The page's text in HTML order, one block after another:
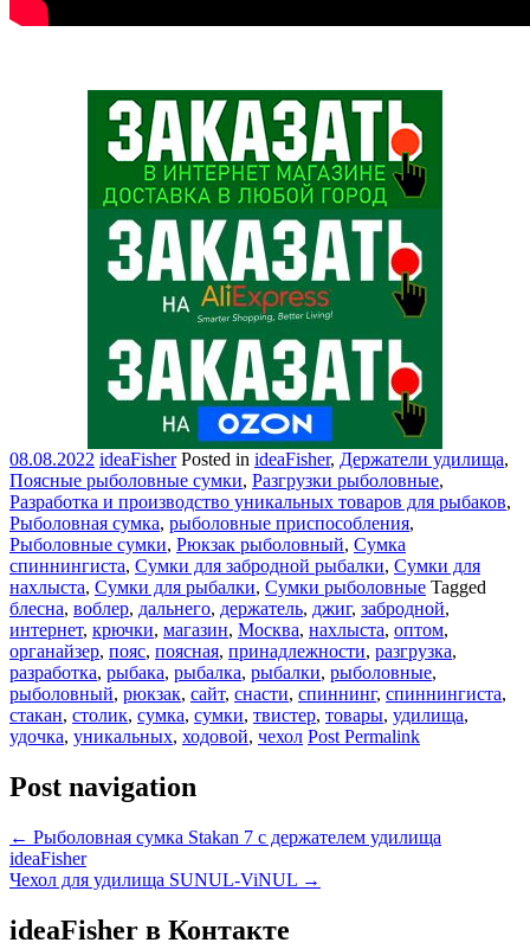
08.08.2022 ideaFisher Posted in ideaFisher, Держатели удилища,
Поясные рыболовные сумки, Разгрузки рыболовные,
Разработка и производство уникальных товаров для рыбаков,
Рыболовная сумка, рыболовные приспособления,
Рыболовные сумки, Рюкзак рыболовный, Сумка
спиннингиста, Сумки для забродной рыбалки, Сумки для
нахлыста, Сумки для рыбалки, Сумки рыболовные Tagged
блесна, воблер, дальнего, держатель, джиг, забродной,
интернет, крючки, магазин, Москва, нахлыста, оптом,
органайзер, пояс, поясная, принадлежности, разгрузка,
разработка, рыбака, рыбалка, рыбалки, рыболовные,
рыболовный, рюкзак, сайт, снасти, спиннинг, спиннингиста,
стакан, столик, сумка, сумки, твистер, товары, удилища,
удочка, уникальных, ходовой, чехол Post Permalink
Post navigation
← Рыболовная сумка Stakan 7 c держателем удилища
ideaFisher
Чехол для удилища SUNUL-ViNUL →
ideaFisher в Контакте